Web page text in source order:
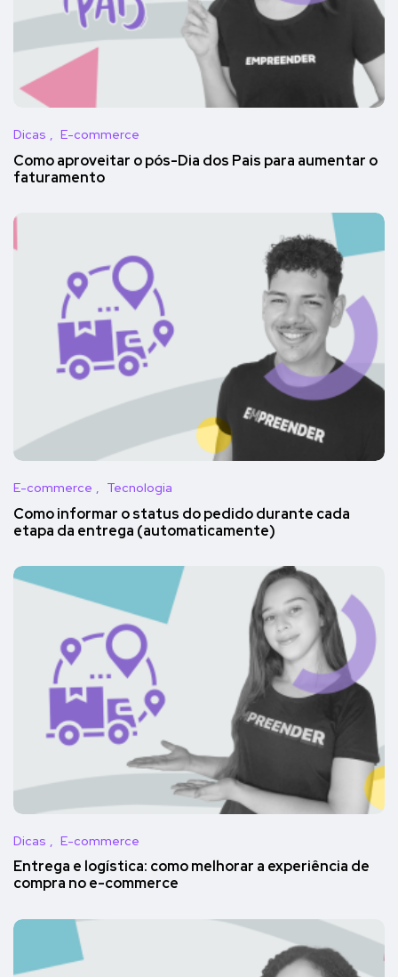
Dicas E-commerce
Como aproveitar o pós-Dia dos Pais para aumentar o
faturamento
E-commerce Tecnologia
Como informar o status do pedido durante cada
etapa da entrega (automaticamente)
Dicas E-commerce
Entrega e logística: como melhorar a experiência de
compra no e-commerce